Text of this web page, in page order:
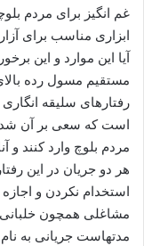
غم انگیز برای مردم
ابزاری مناسب برای
آیا این موارد و این
مستقیم مسول رده
رفتارهای سلیقه
است که سعی بر آن
مردم بلوچ وارد کنند و
هر دو جریان در این
استخدام نکردن و
مشاغلی همچون
مدتهاست جریانی به